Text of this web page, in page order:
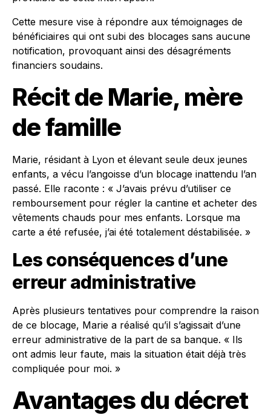
Cette mesure vise à répondre aux témoignages de
bénéficiaires qui ont subi des blocages sans aucune
notification, provoquant ainsi des désagréments
financiers soudains.
Récit de Marie, mère
de famille
Marie, résidant à Lyon et élevant seule deux jeunes
enfants, a vécu l’angoisse d’un blocage inattendu l’an
passé. Elle raconte : « J’avais prévu d’utiliser ce
remboursement pour régler la cantine et acheter des
vêtements chauds pour mes enfants. Lorsque ma
carte a été refusée, j’ai été totalement déstabilisée. »
Les conséquences d’une
erreur administrative
Après plusieurs tentatives pour comprendre la raison
de ce blocage, Marie a réalisé qu’il s’agissait d’une
erreur administrative de la part de sa banque. « Ils
ont admis leur faute, mais la situation était déjà très
compliquée pour moi. »
Avantages du décret